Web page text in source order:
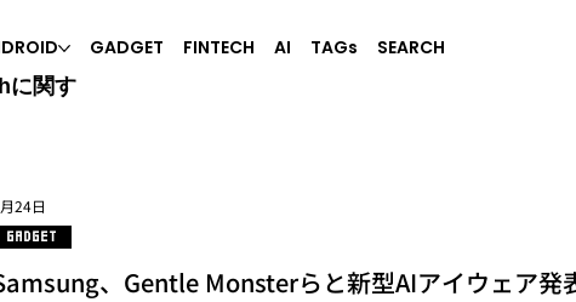
に関す
GADGET FINTECH AI TAGs SEARCH
、Gentle Monsterらと新型AIアイウェア発
GADGET
24日